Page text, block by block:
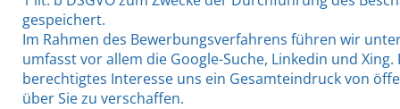
gespeichert.
Im Rahmen des Bewerbungsverfahrens führen wir
umfasst vor allem die Google-Suche, Linkedin und
berechtigtes Interesse uns ein Gesamteindruck von
über Sie zu verschaffen.